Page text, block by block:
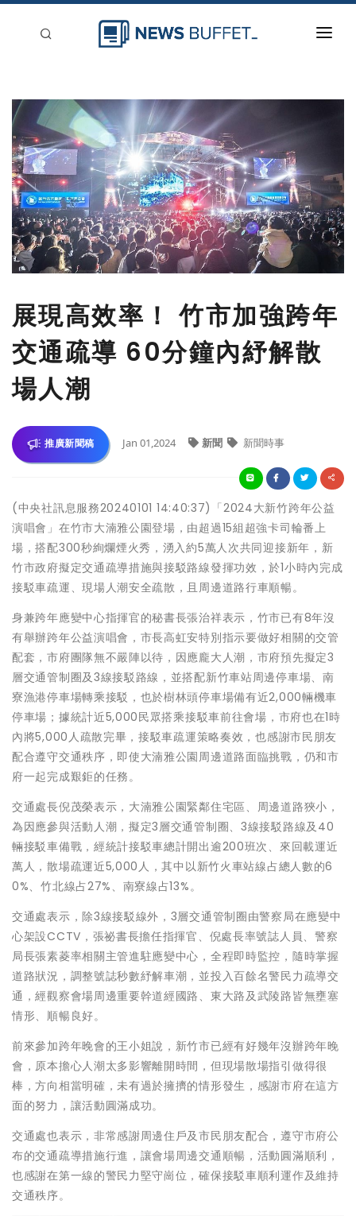
新聞稿分類
登入
展現高效率！ 竹市加強跨年
交通疏導 60分鐘內紓解散
場人潮
推廣新聞稿 Jan 01,2024 新聞 新聞時事
(中央社訊息服務20240101 14:40:37)「2024大新竹跨年公益
演唱會」在竹市大湳雅公園登場，由超過15組超強卡司輪番上
場，搭配300秒絢爛煙火秀，湧入約5萬人次共同迎接新年，新
竹市政府擬定交通疏導措施與接駁路線發揮功效，於1小時內完成
接駁車疏運、現場人潮安全疏散，且周邊道路行車順暢。
身兼跨年應變中心指揮官的秘書長張治祥表示，竹市已有8年沒
有舉辦跨年公益演唱會，市長高虹安特別指示要做好相關的交管
配套，市府團隊無不嚴陣以待，因應龐大人潮，市府預先擬定3
層交通管制圈及3線接駁路線，並搭配新竹車站周邊停車場、南
寮漁港停車場轉乘接駁，也於樹林頭停車場備有近2,000輛機車
停車場；據統計近5,000民眾搭乘接駁車前往會場，市府也在1時
內將5,000人疏散完畢，接駁車疏運策略奏效，也感謝市民朋友
配合遵守交通秩序，即使大湳雅公園周邊道路面臨挑戰，仍和市
府一起完成艱鉅的任務。
交通處長倪茂榮表示，大湳雅公園緊鄰住宅區、周邊道路狹小，
為因應參與活動人潮，擬定3層交通管制圈、3線接駁路線及40
輛接駁車備戰，經統計接駁車總計開出逾200班次、來回載運近
萬人，散場疏運近5,000人，其中以新竹火車站線占總人數的6
0%、竹北線占27%、南寮線占13%。
交通處表示，除3線接駁線外，3層交通管制圈由警察局在應變中
心架設CCTV，張祕書長擔任指揮官、倪處長率號誌人員、警察
局長張素菱率相關主管進駐應變中心，全程即時監控，隨時掌握
道路狀況，調整號誌秒數紓解車潮，並投入百餘名警民力疏導交
通，經觀察會場周邊重要幹道經國路、東大路及武陵路皆無壅塞
情形、順暢良好。
前來參加跨年晚會的王小姐說，新竹市已經有好幾年沒辦跨年晚
會，原本擔心人潮太多影響離開時間，但現場散場指引做得很
棒，方向相當明確，未有過於擁擠的情形發生，感謝市府在這方
面的努力，讓活動圓滿成功。
交通處也表示，非常感謝周邊住戶及市民朋友配合，遵守市府公
布的交通疏導措施行進，讓會場周邊交通順暢，活動圓滿順利，
也感謝在第一線的警民力堅守崗位，確保接駁車順利運作及維持
交通秩序。